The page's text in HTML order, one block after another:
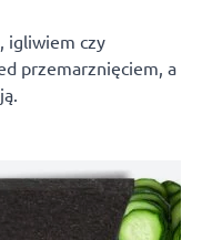
igliwiem czy
przemarznięciem, a